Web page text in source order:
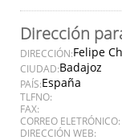
Dirección
DIRECCIÓN:Felipe
CIUDAD:Badajoz
PAÍS:España
TLFNO:
FAX:
CORREO ELETRÓNICO:
DIRECCIÓN WEB: